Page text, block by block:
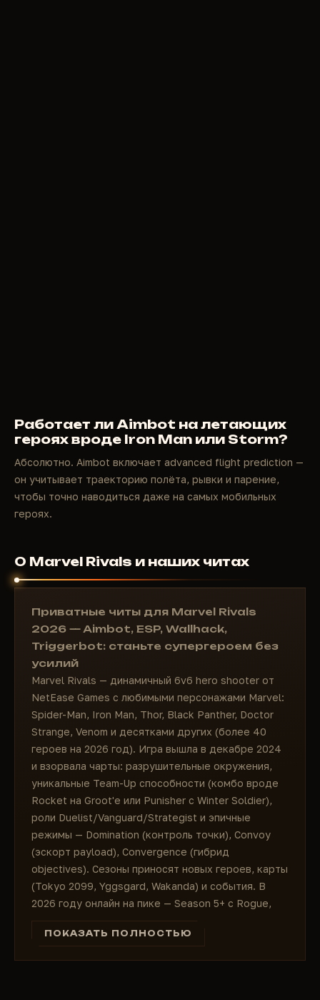
Работает ли Aimbot на летающих
героях вроде Iron Man или Storm?
Абсолютно. Aimbot включает advanced flight prediction —
он учитывает траекторию полёта, рывки и парение,
чтобы точно наводиться даже на самых мобильных
героях.
О Marvel Rivals и наших читах
Приватные читы для Marvel Rivals
2026 — Aimbot, ESP, Wallhack,
Triggerbot: станьте супергероем без
усилий
Marvel Rivals — динамичный 6v6 hero shooter от
NetEase Games с любимыми персонажами Marvel:
Spider-Man, Iron Man, Thor, Black Panther, Doctor
Strange, Venom и десятками других (более 40
героев на 2026 год). Игра вышла в декабре 2024
и взорвала чарты: разрушительные окружения,
уникальные Team-Up способности (комбо вроде
Rocket на Groot'e или Punisher с Winter Soldier),
роли Duelist/Vanguard/Strategist и эпичные
режимы — Domination (контроль точки), Convoy
(эскорт payload), Convergence (гибрид
objectives). Сезоны приносят новых героев, карты
(Tokyo 2099, Yggsgard, Wakanda) и события. В
2026 году онлайн на пике — Season 5+ с Rogue,
Gambit и зимними ивентами, миллионы игроков в
Quick Match, Competitive и Arcade.
ПОКАЗАТЬ ПОЛНОСТЬЮ